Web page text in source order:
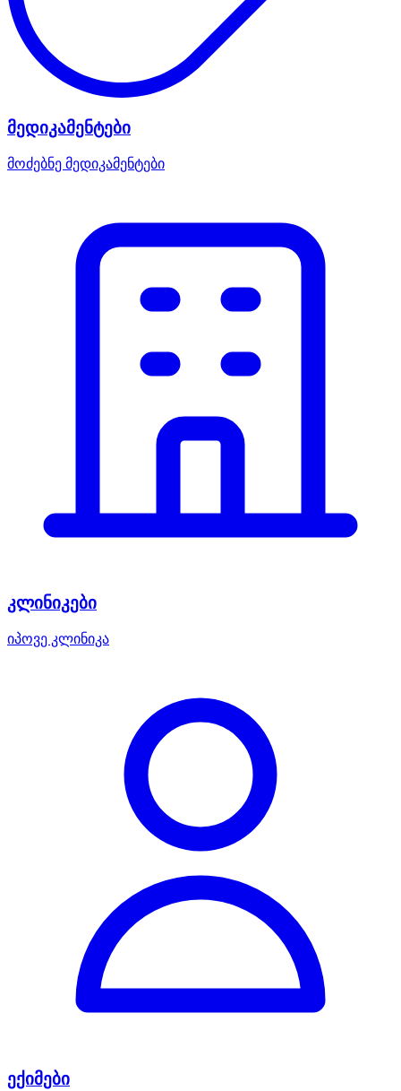
მედიკამენტები
მოძებნე მედიკამენტები
კლინიკები
იპოვე კლინიკა
ექიმები